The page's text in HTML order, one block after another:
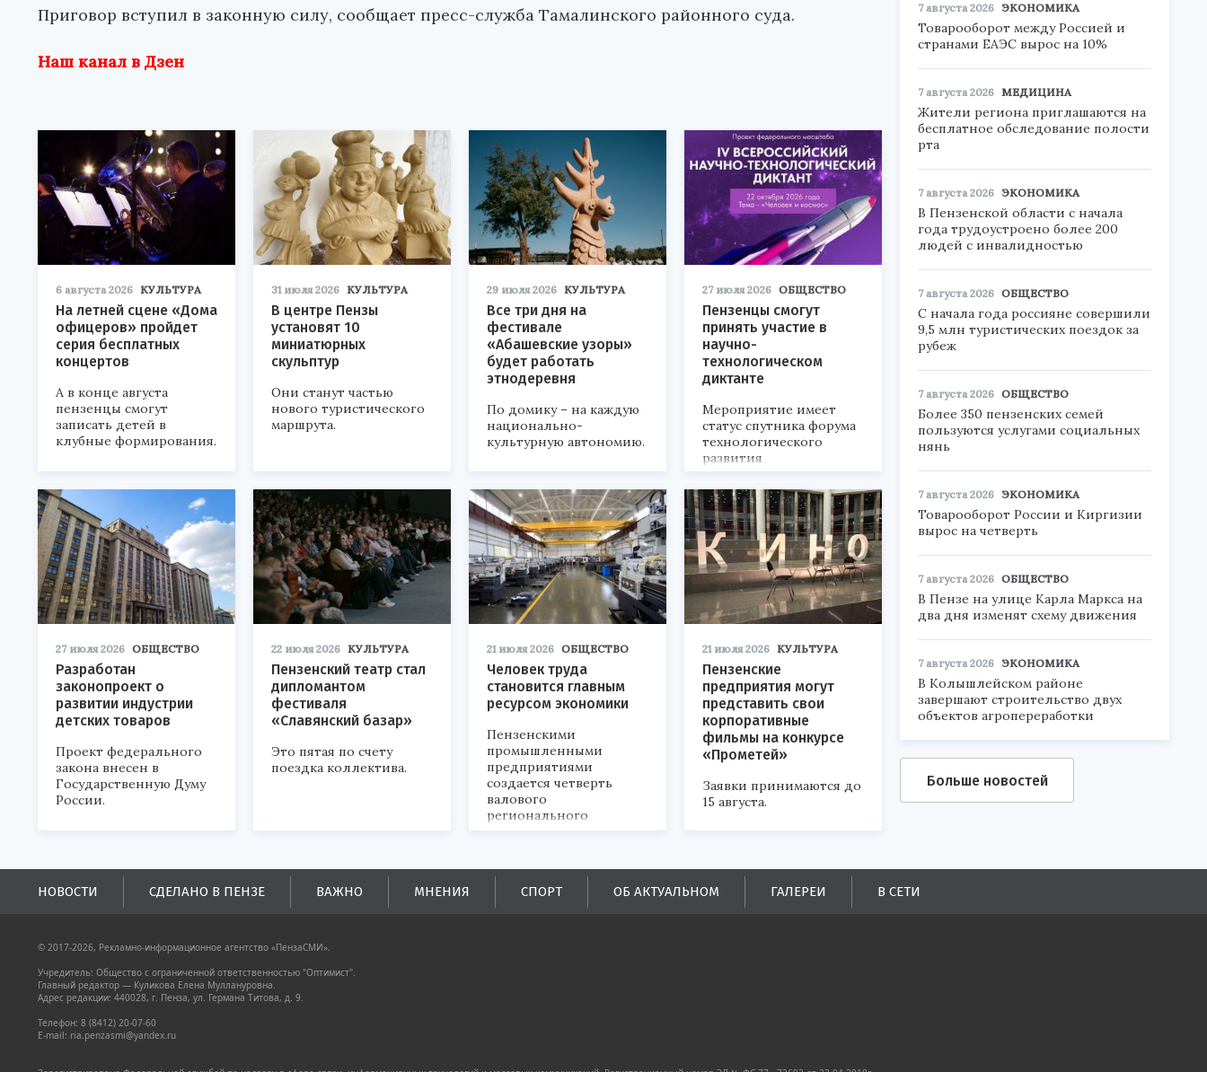
Приговор вступил в законную силу, сообщает пресс-служба Тамалинского районного суда.
Наш канал в Дзен
6 августа 2026 КУЛЬТУРА
На летней сцене «Дома
офицеров» пройдет
серия бесплатных
концертов
А в конце августа
пензенцы смогут
записать детей в
клубные формирования.
31 июля 2026 КУЛЬТУРА
В центре Пензы
установят 10
миниатюрных
скульптур
Они станут частью
нового туристического
маршрута.
29 июля 2026 КУЛЬТУРА
Все три дня на
фестивале
«Абашевские узоры»
будет работать
этнодеревня
По домику – на каждую
национально-
культурную автономию.
27 июля 2026 ОБЩЕСТВО
Пензенцы смогут
принять участие в
научно-
технологическом
диктанте
Мероприятие имеет
статус спутника форума
технологического
развития
«Технопром-2026».
27 июля 2026 ОБЩЕСТВО
Разработан
законопроект о
развитии индустрии
детских товаров
Проект федерального
закона внесен в
Государственную Думу
России.
22 июля 2026 КУЛЬТУРА
Пензенский театр стал
дипломантом
фестиваля
«Славянский базар»
Это пятая по счету
поездка коллектива.
21 июля 2026 ОБЩЕСТВО
Человек труда
становится главным
ресурсом экономики
Пензенскими
промышленными
предприятиями
создается четверть
валового
регионального
продукта и
поступлений в
бюджеты всех уровней.
21 июля 2026 КУЛЬТУРА
Пензенские
предприятия могут
представить свои
корпоративные
фильмы на конкурсе
«Прометей»
Заявки принимаются до
15 августа.
7 августа 2026 ЭКОНОМИКА
Товарооборот между Россией и
странами ЕАЭС вырос на 10%
7 августа 2026 МЕДИЦИНА
Жители региона приглашаются на
бесплатное обследование полости
рта
7 августа 2026 ЭКОНОМИКА
В Пензенской области с начала
года трудоустроено более 200
людей с инвалидностью
7 августа 2026 ОБЩЕСТВО
С начала года россияне совершили
9,5 млн туристических поездок за
рубеж
7 августа 2026 ОБЩЕСТВО
Более 350 пензенских семей
пользуются услугами социальных
нянь
7 августа 2026 ЭКОНОМИКА
Товарооборот России и Киргизии
вырос на четверть
7 августа 2026 ОБЩЕСТВО
В Пензе на улице Карла Маркса на
два дня изменят схему движения
7 августа 2026 ЭКОНОМИКА
В Колышлейском районе
завершают строительство двух
объектов агропереработки
Больше новостей
НОВОСТИ СДЕЛАНО В ПЕНЗЕ ВАЖНО МНЕНИЯ СПОРТ ОБ АКТУАЛЬНОМ ГАЛЕРЕИ В СЕТИ
© 2017-2026, Рекламно-информационное агентство «ПензаСМИ».
Учредитель: Общество с ограниченной ответственностью "Оптимист".
Главный редактор — Куликова Елена Муллануровна.
Адрес редакции: 440028, г. Пенза, ул. Германа Титова, д. 9.
Телефон: 8 (8412) 20-07-60
E-mail: ria.penzasmi@yandex.ru